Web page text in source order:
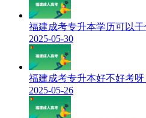
福建成考专升本学历可以干
2025-05-30
福建成考专升本好不好考呀
2025-05-26